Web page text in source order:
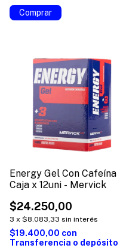
Comprar
Energy Gel Con Cafeína
Caja x 12uni - Mervick
$24.250,00
3 x $8.083,33 sin interés
$19.400,00 con
Transferencia o depósito